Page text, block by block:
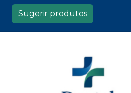
Sugerir produtos